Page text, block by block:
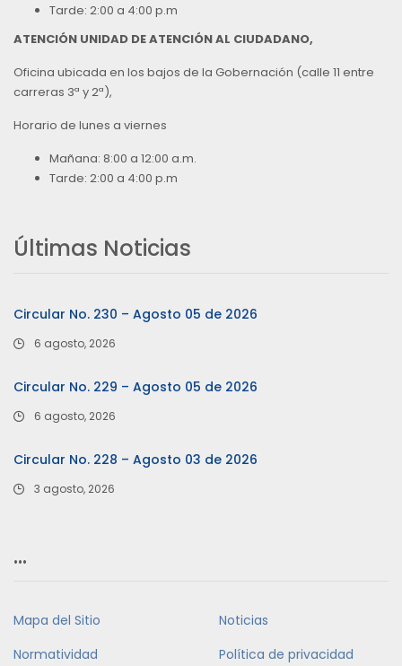
Tarde: 2:00 a 4:00 p.m
ATENCIÓN UNIDAD DE ATENCIÓN AL CIUDADANO,
Oficina ubicada en los bajos de la Gobernación (calle 11 entre
carreras 3ª y 2ª),
Horario de lunes a viernes
Mañana: 8:00 a 12:00 a.m.
Tarde: 2:00 a 4:00 p.m
Últimas Noticias
Circular No. 230 – Agosto 05 de 2026
6 agosto, 2026
Circular No. 229 – Agosto 05 de 2026
6 agosto, 2026
Circular No. 228 – Agosto 03 de 2026
3 agosto, 2026
…
Mapa del Sitio
Noticias
Normatividad
Política de privacidad